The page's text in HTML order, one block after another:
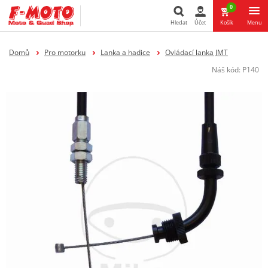
Hledat
Hledat Účet
0
Košík Menu
Domů Pro motorku Lanka a hadice
Ovládací lanka JMT
Náš kód: P140